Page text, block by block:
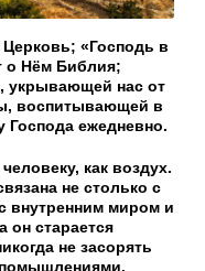
«Господь в
о Нём Библия;
нас от
воспитывающей в
ежедневно.
как воздух.
не столько с
внутренним миром и
он старается
не засорять